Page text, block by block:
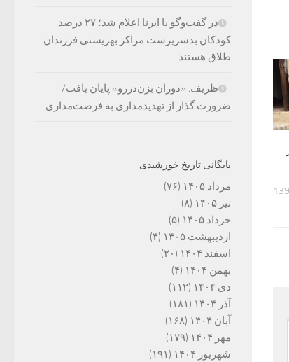
در گفت‌وگو با ایرنا اعلام شد؛ ۲۷ درصد
کودکان بدسرپرست مراکز بهزیستی فرزندان
طلاق هستند
ظریف: «دوران بزن‌دررو» پایان یافت/
ضرورت گذار از تهدیدمداری به فرصت‌مداری
بایگانی تاریخ خورشیدی
مرداد ۱۴۰۵
(۷۶)
تیر ۱۴۰۵
(۸)
خرداد ۱۴۰۵
(۵)
اردیبهشت ۱۴۰۵
(۴)
اسفند ۱۴۰۴
(۲۰)
بهمن ۱۴۰۴
(۴)
دی ۱۴۰۴
(۱۱۲)
آذر ۱۴۰۴
(۱۸۱)
آبان ۱۴۰۴
(۱۶۸)
مهر ۱۴۰۴
(۱۷۹)
شهریور ۱۴۰۴
(۱۹۱)